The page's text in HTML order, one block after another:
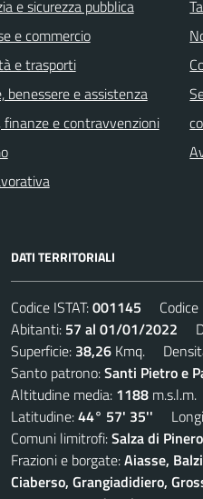
e sicurezza pubblica
e commercio
e trasporti
benessere e assistenza
finanze e contravvenzioni
DATI TERRITORIALI
Codice ISTAT:001145 Codice
Abitanti: 57 al 01/01/2022
Superficie: 38,26 Kmq.
Santo patrono:Santi Pietro e
Altitudine media: 1188 m.s.l.m.
Latitudine:44° 57' 35''
Comuni limitrofi:Salza di
Frazioni e borgate:Aiasse,
Ciaberso, Grangiadidiero,